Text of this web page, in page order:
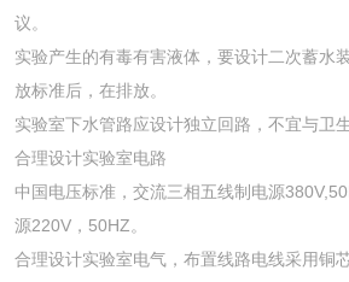
议。
实验产生的有毒有害液体，要设计二次蓄水
放标准后，在排放。
实验室下水管路应设计独立回路，不宜与卫
合理设计实验室电路
中国电压标准，交流三相五线制电源
源220V，50HZ。
合理设计实验室电气，布置线路电线采用铜